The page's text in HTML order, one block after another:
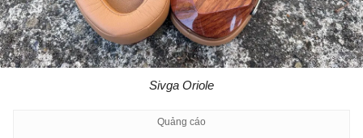
Sivga Oriole